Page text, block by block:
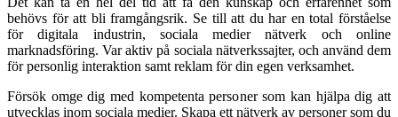
behövs för att bli framgångsrik. Se till att du har en total förståelse
för digitala industrin, sociala medier nätverk och online
marknadsföring. Var aktiv på sociala nätverkssajter, och använd dem
för personlig interaktion samt reklam för din egen verksamhet.
Försök omge dig med kompetenta personer som kan hjälpa dig att
utvecklas inom sociala medier. Skapa ett nätverk av personer som du